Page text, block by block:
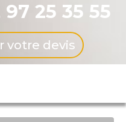
97 25 35 55
votre devis